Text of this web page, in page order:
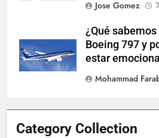
Jose Gomez
¿Qué
Boeing 797 y
estar
Mohammad
Category Collection